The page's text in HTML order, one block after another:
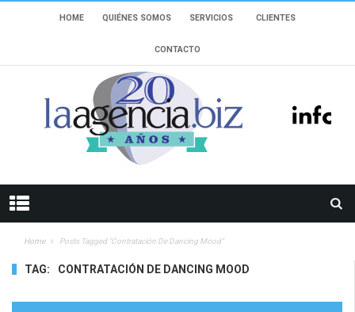
HOME QUIÉNES SOMOS SERVICIOS CLIENTES
CONTACTO
Home Posts Tagged "contratación De Dancing Mood"
TAG: CONTRATACIÓN DE DANCING MOOD